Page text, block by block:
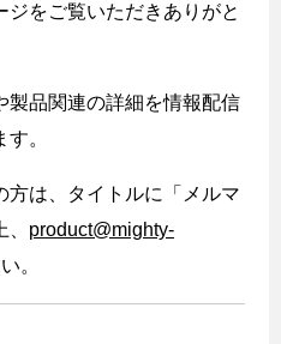
をご覧いただきありがと
製品関連の詳細を情報配信
。
方は、タイトルに「メルマ
product@mighty-
。